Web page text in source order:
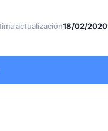
actualización18/02/2020